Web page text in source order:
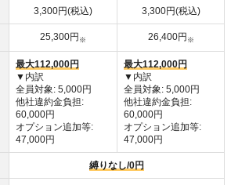
3,300円(税込) 3,300円(税込)
25,300円 ※ 26,400円 ※
最大112,000円
▼内訳
全員対象: 5,000円
他社違約金負担:
60,000円
オプション追加等:
47,000円
最大112,000円
▼内訳
全員対象: 5,000円
他社違約金負担:
60,000円
オプション追加等:
47,000円
縛りなし/0円